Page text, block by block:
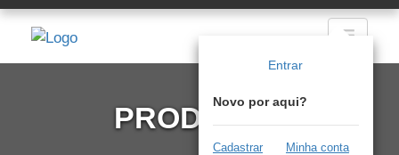
Entrar
Novo por aqui?
Cadastrar
Minha conta
PRODUTOS